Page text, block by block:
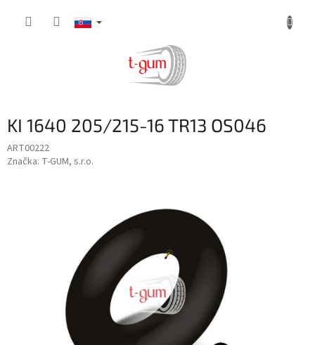
KI 1640 205/215-16 TR13 OS046
ART00222
Značka: T-GUM, s.r.o.